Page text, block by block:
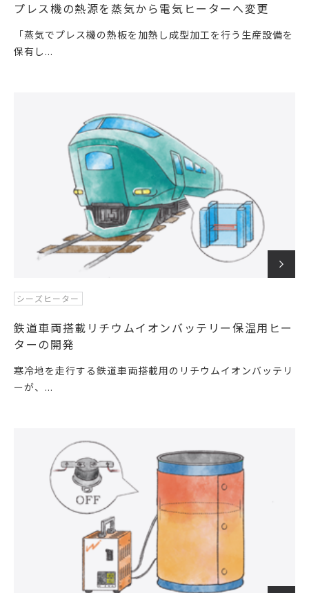
プレス機の熱源を蒸気から電気ヒーターへ変更
「蒸気でプレス機の熱板を加熱し成型加工を行う生産設備を
保有し...
シーズヒーター
鉄道車両搭載リチウムイオンバッテリー保温用ヒー
ターの開発
寒冷地を走行する鉄道車両搭載用のリチウムイオンバッテリ
ーが、...